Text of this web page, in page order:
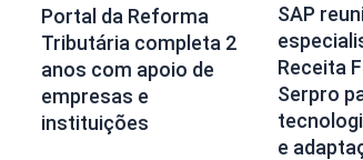
Portal da Reforma
Tributária completa 2
anos com apoio de
empresas e
instituições
SAP
Receita
Serpro
e